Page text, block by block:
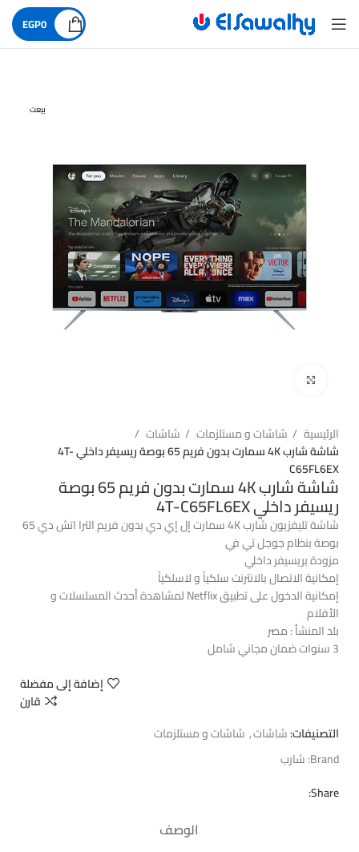
EGP0
بيعت
الرئيسية شاشات و مستلزمات
شاشات
شاشة شارب 4K سمارت بدون فريم 65 بوصة ريسيفر داخلي 4T-
C65FL6EX
شاشة شارب 4K سمارت بدون فريم 65 بوصة
ريسيفر داخلي 4T-C65FL6EX
شاشة تليفزيون شارب 4K سمارت إل إي دي بدون فريم الترا اتش دي 65
بوصة بنظام جوجل تي في
مزودة بريسيفر داخلي
إمكانية الاتصال بالانترنت سلكياً و لاسلكياً
إمكانية الدخول على تطبيق Netflix لمشاهدة أحدث المسلسلات و
الأفلام
بلد المنشأ : مصر
3 سنوات ضمان مجاني شامل
إضافة إلى مفضلة
قارن
التصنيفات:شاشات, شاشات و مستلزمات
Brand: شارب
Share:
الوصف